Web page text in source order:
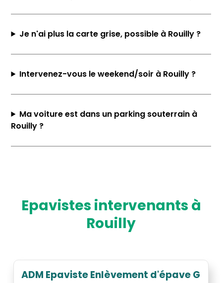
Je n'ai plus la carte grise, possible à Rouilly ?
Intervenez-vous le weekend/soir à Rouilly ?
Ma voiture est dans un parking souterrain à
Rouilly ?
Epavistes intervenants à
Rouilly
ADM Epaviste Enlèvement d'épave